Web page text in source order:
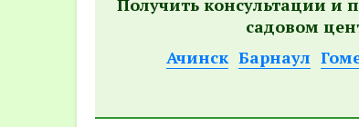
Получить консультации и
садовом
Ачинск Барнаул